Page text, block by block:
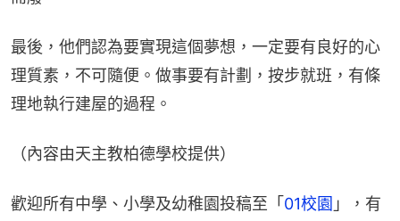
最後，他們認為要實現這個夢想，一定要有良好的心
理質素，不可隨便。做事要有計劃，按步就班，有條
理地執行建屋的過程。
（內容由天主教柏德學校提供）
歡迎所有中學、小學及幼稚園投稿至「01校園 」，有